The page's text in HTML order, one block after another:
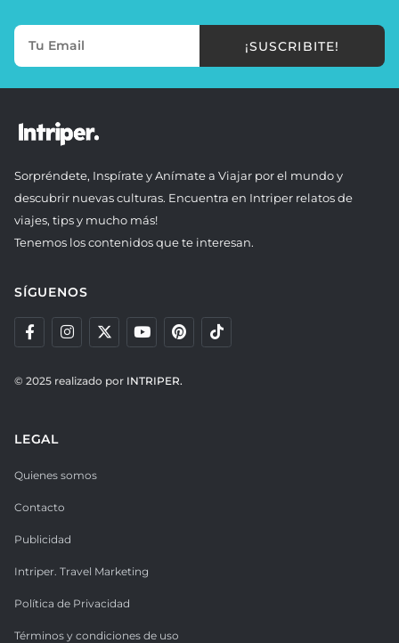
¡SUSCRIBITE!
Sorpréndete, Inspírate y Anímate a Viajar por el mundo y
descubrir nuevas culturas. Encuentra en Intriper relatos de
viajes, tips y mucho más!
Tenemos los contenidos que te interesan.
SÍGUENOS
© 2025 realizado por INTRIPER.
LEGAL
Quienes somos
Contacto
Publicidad
Intriper. Travel Marketing
Política de Privacidad
Términos y condiciones de uso